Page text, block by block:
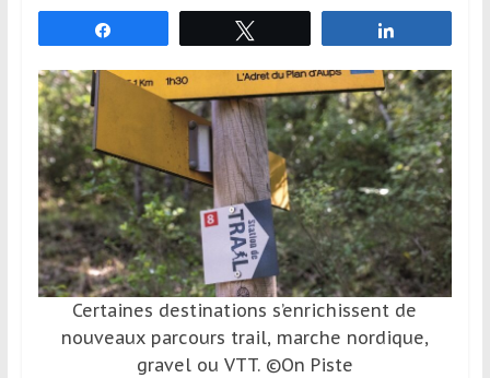
déplacent
en
France
l’étranger
pour
assouvir
leur
passion,
tout
en
profitant
Certaines destinations s’enrichissent de
nouveaux parcours trail, marche nordique,
gravel ou VTT. ©On Piste